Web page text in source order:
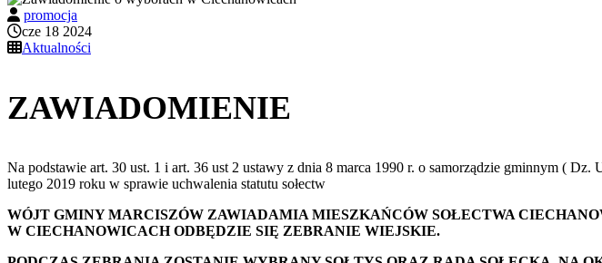
promocja
cze 18 2024
Aktualności
ZAWIADOMIENIE
Na podstawie art. 30 ust. 1 i art. 36 ust 2 ustawy z dnia 8 marca 1990 r. o samorządzie gminnym (
lutego 2019 roku w sprawie uchwalenia statutu sołectw
WÓJT GMINY MARCISZÓW ZAWIADAMIA MIESZKAŃCÓW SOŁECTWA
W CIECHANOWICACH ODBĘDZIE SIĘ ZEBRANIE WIEJSKIE.